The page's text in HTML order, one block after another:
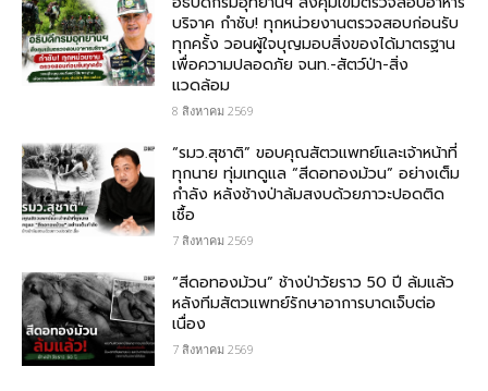
บริจาค​ กำชับ! ทุกหน่วยงานตรวจสอบก่อนรับ
ทุกครั้ง วอนผู้ใจบุญมอบสิ่งของได้มาตรฐาน
เพื่อความปลอดภัย​ จนท.-สัตว์ป่า-สิ่ง
แวดล้อม
8 สิงหาคม 2569
“รมว.สุชาติ” ขอบคุณสัตวแพทย์และเจ้าหน้าที่
ทุกนาย ทุ่มเทดูแล “สีดอทองม้วน” อย่างเต็ม
กำลัง หลังช้างป่าล้มสงบด้วยภาวะปอดติด
เชื้อ
7 สิงหาคม 2569
“สีดอทองม้วน” ช้างป่าวัยราว 50 ปี ล้มแล้ว
หลังทีมสัตวแพทย์รักษาอาการบาดเจ็บต่อ
เนื่อง
7 สิงหาคม 2569